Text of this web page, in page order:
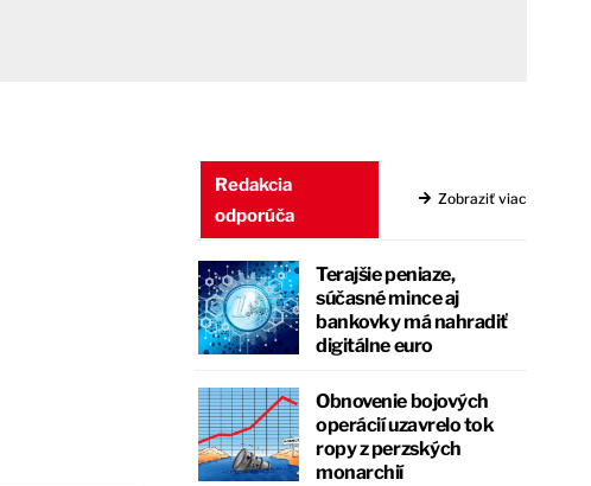
Redakcia
odporúča
Zobraziť viac
Terajšie peniaze,
súčasné mince aj
bankovky má nahradiť
digitálne euro
Obnovenie bojových
operácií uzavrelo tok
ropy z perzských
monarchií